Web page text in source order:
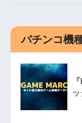
パチンコ機